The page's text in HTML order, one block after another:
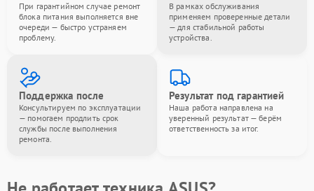
При гарантийном случае ремонт
блока питания выполняется вне
очереди — быстро устраняем
проблему.
В рамках обслуживания
применяем проверенные детали
— для стабильной работы
устройства.
Поддержка после
Консультируем по эксплуатации
— помогаем продлить срок
службы после выполнения
ремонта.
Результат под гарантией
Наша работа направлена на
уверенный результат — берём
ответственность за итог.